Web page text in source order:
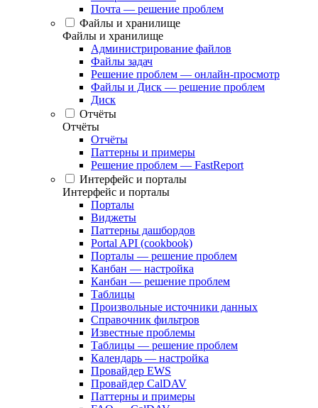
Почта — решение проблем
Файлы и хранилище
Файлы и хранилище
Администрирование файлов
Файлы задач
Решение проблем — онлайн-просмотр
Файлы и Диск — решение проблем
Диск
Отчёты
Отчёты
Отчёты
Паттерны и примеры
Решение проблем — FastReport
Интерфейс и порталы
Интерфейс и порталы
Порталы
Виджеты
Паттерны дашбордов
Portal API (cookbook)
Порталы — решение проблем
Канбан — настройка
Канбан — решение проблем
Таблицы
Произвольные источники данных
Справочник фильтров
Известные проблемы
Таблицы — решение проблем
Календарь — настройка
Провайдер EWS
Провайдер CalDAV
Паттерны и примеры